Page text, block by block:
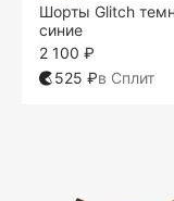
Шорты Glitch
синие
2 100 ₽
525 ₽в Сплит